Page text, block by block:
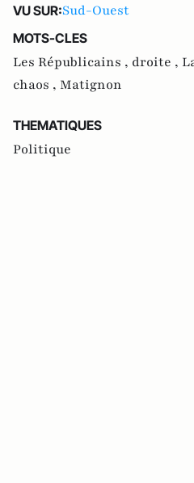
VU SUR:Sud-Ouest
MOTS-CLES
Les Républicains , droite ,
chaos , Matignon
THEMATIQUES
Politique